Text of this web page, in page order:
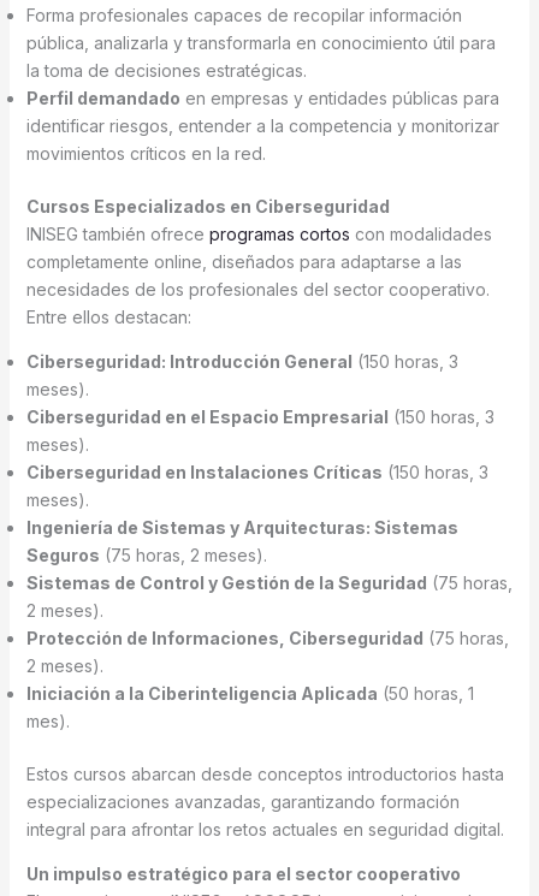
Forma profesionales capaces de recopilar información
pública, analizarla y transformarla en conocimiento útil para
la toma de decisiones estratégicas.
Perfil demandado en empresas y entidades públicas para
identificar riesgos, entender a la competencia y monitorizar
movimientos críticos en la red.
Cursos Especializados en Ciberseguridad
INISEG también ofrece programas cortos con modalidades
completamente online, diseñados para adaptarse a las
necesidades de los profesionales del sector cooperativo.
Entre ellos destacan:
Ciberseguridad: Introducción General (150 horas, 3
meses).
Ciberseguridad en el Espacio Empresarial (150 horas, 3
meses).
Ciberseguridad en Instalaciones Críticas (150 horas, 3
meses).
Ingeniería de Sistemas y Arquitecturas: Sistemas
Seguros (75 horas, 2 meses).
Sistemas de Control y Gestión de la Seguridad (75 horas,
2 meses).
Protección de Informaciones, Ciberseguridad (75 horas,
2 meses).
Iniciación a la Ciberinteligencia Aplicada (50 horas, 1
mes).
Estos cursos abarcan desde conceptos introductorios hasta
especializaciones avanzadas, garantizando formación
integral para afrontar los retos actuales en seguridad digital.
Un impulso estratégico para el sector cooperativo